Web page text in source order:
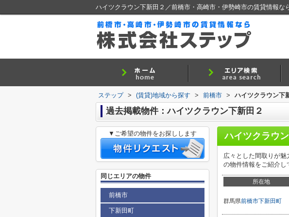
ハイツクラウン下新田２／前橋市・高崎市・伊勢崎市の賃貸情報な
ステップ > (賃貸)地域から探す > 前橋市 > ハイツクラウン下
過去掲載物件：ハイツクラウン下新田２
ハイツクラウ
広々とした間取りが
の物件情報をご紹介し
所在地
群馬県前橋市下新田町
▼ご希望の物件をお探しします
同じエリアの物件
前橋市
下新田町